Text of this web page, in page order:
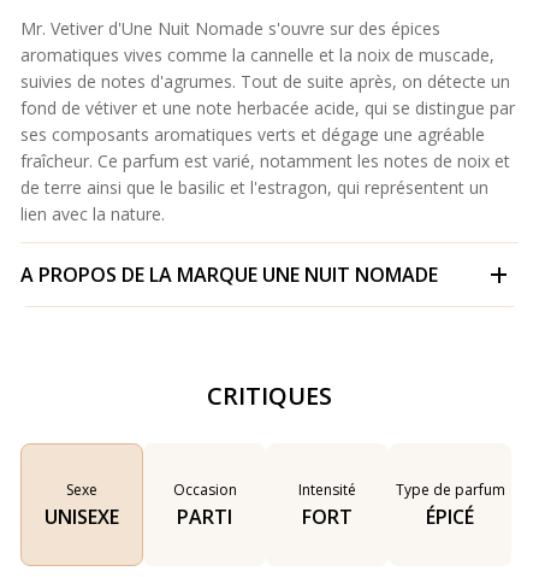
Mr. Vetiver d'Une Nuit Nomade s'ouvre sur des épices
aromatiques vives comme la cannelle et la noix de muscade,
suivies de notes d'agrumes. Tout de suite après, on détecte un
fond de vétiver et une note herbacée acide, qui se distingue par
ses composants aromatiques verts et dégage une agréable
fraîcheur. Ce parfum est varié, notamment les notes de noix et
de terre ainsi que le basilic et l'estragon, qui représentent un
lien avec la nature.
A PROPOS DE LA MARQUE UNE NUIT NOMADE
CRITIQUES
Sexe
UNISEXE
Occasion
PARTI
Intensité
FORT
Type de parfum
ÉPICÉ